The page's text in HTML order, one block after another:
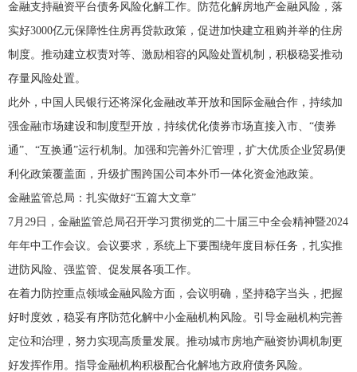
金融支持融资平台债务风险化解工作。防范化解房地产金融风险，落
实好3000亿元保障性住房再贷款政策，促进加快建立租购并举的住房
制度。推动建立权责对等、激励相容的风险处置机制，积极稳妥推动
存量风险处置。
此外，中国人民银行还将深化金融改革开放和国际金融合作，持续加
强金融市场建设和制度型开放，持续优化债券市场直接入市、“债券
通”、“互换通”运行机制。加强和完善外汇管理，扩大优质企业贸易便
利化政策覆盖面，升级扩围跨国公司本外币一体化资金池政策。
金融监管总局：扎实做好“五篇大文章”
7月29日，金融监管总局召开学习贯彻党的二十届三中全会精神暨2024
年年中工作会议。会议要求，系统上下要围绕年度目标任务，扎实推
进防风险、强监管、促发展各项工作。
在着力防控重点领域金融风险方面，会议明确，坚持稳字当头，把握
好时度效，稳妥有序防范化解中小金融机构风险。引导金融机构完善
定位和治理，努力实现高质量发展。推动城市房地产融资协调机制更
好发挥作用。指导金融机构积极配合化解地方政府债务风险。